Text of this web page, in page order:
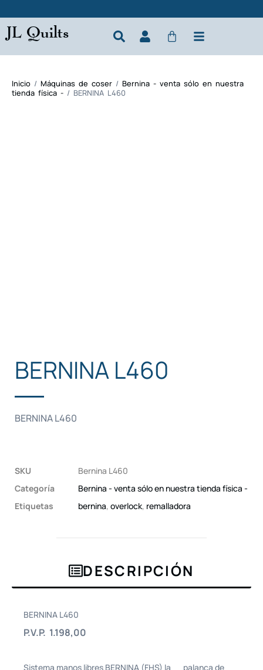
JL Quilts
Inicio / Máquinas de coser / Bernina - venta sólo en nuestra
tienda física - / BERNINA L460
BERNINA L460
BERNINA L460
SKU
Bernina L460
Categoría
Bernina - venta sólo en nuestra tienda física -
Etiquetas
bernina, overlock, remalladora
DESCRIPCIÓN
BERNINA L460
P.V.P. 1.198,00
Sistema manos libres BERNINA (FHS) la palanca de